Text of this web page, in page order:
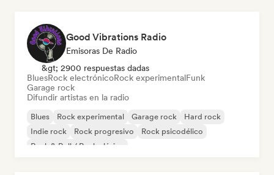
Good Vibrations Radio
Emisoras De Radio
&gt; 2900 respuestas dadas
BluesRock electrónicoRock experimentalFunk
Garage rock
Difundir artistas en la radio
Blues Rock experimental Garage rock
Hard rock
Indie rock
Rock progresivo
Rock psicodélico
Rock & Roll / Rock clásico